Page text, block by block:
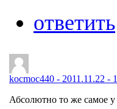
ответить
kocmoc440 - 2011.11.22 -
Абсолютно то же самое